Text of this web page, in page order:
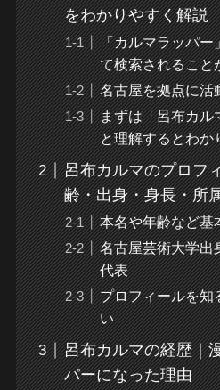
をわかりやすく解説
「カルマラッパー
て検索されること
名古屋を拠点に活
まずは「呂布カル
と理解するとわか
呂布カルマのプロフ
齢・出身・身長・所
本名や年齢など基
名古屋芸術大学出
代表
プロフィールを知
い
呂布カルマの経歴｜
パーになった理由